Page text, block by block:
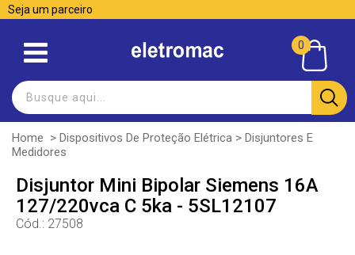
Seja um parceiro
0
Home > Dispositivos De Proteção Elétrica > Disjuntores E
Medidores
Disjuntor Mini Bipolar Siemens 16A
127/220vca C 5ka - 5SL12107
Cód.: 27508